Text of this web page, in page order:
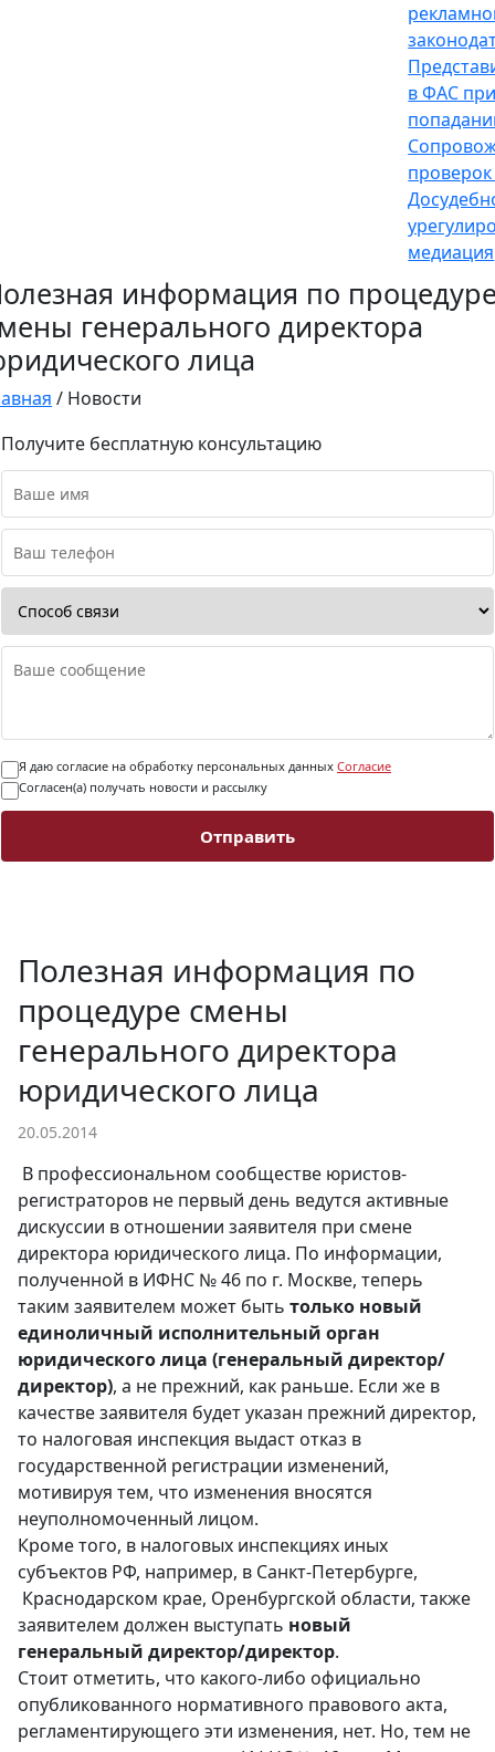
в ФАС
медиация
информация по
генерального директора
лица
/ Новости
Получите бесплатную консультацию
Я даю согласие на обработку персональных данных Согласие
Согласен(а) получать новости и рассылку
Отправить
Полезная информация по
процедуре смены
генерального директора
юридического лица
20.05.2014
В профессиональном сообществе юристов-
регистраторов не первый день ведутся активные
дискуссии в отношении заявителя при смене
директора юридического лица. По информации,
полученной в ИФНС № 46 по г. Москве, теперь
таким заявителем может быть только новый
единоличный исполнительный орган
юридического лица (генеральный директор/
директор), а не прежний, как раньше. Если же в
качестве заявителя будет указан прежний директор,
то налоговая инспекция выдаст отказ в
государственной регистрации изменений,
мотивируя тем, что изменения вносятся
неуполномоченный лицом.
Кроме того, в налоговых инспекциях иных
субъектов РФ, например, в Санкт-Петербурге,
Краснодарском крае, Оренбургской области, также
заявителем должен выступать новый
генеральный директор/директор.
Стоит отметить, что какого-либо официально
опубликованного нормативного правового акта,
регламентирующего эти изменения, нет. Но, тем не